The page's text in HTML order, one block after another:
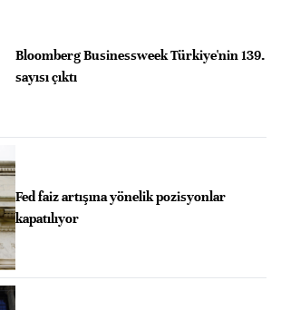
Bloomberg Businessweek Türkiye'nin 139.
sayısı çıktı
Fed faiz artışına yönelik pozisyonlar
kapatılıyor